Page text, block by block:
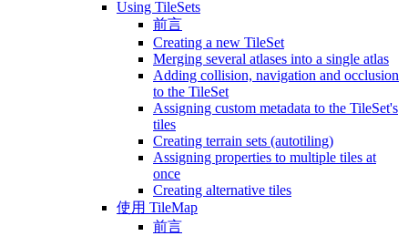
Using TileSets
前言
Creating a new TileSet
Merging several atlases into a single atlas
Adding collision, navigation and occlusion
to the TileSet
Assigning custom metadata to the TileSet's
tiles
Creating terrain sets (autotiling)
Assigning properties to multiple tiles at
once
Creating alternative tiles
使用 TileMap
前言